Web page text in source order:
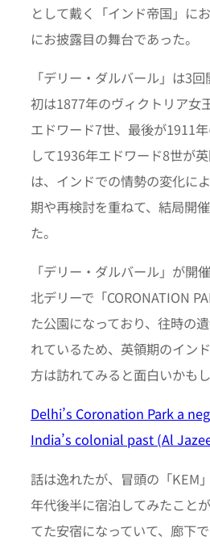
として戴く「インド帝国」に
にお披露目の舞台であった。
「デリー・ダルバール」は3
初は1877年のヴィクトリア女
エドワード7世、最後が1911
して1936年エドワード8世が
は、インドでの情勢の変化に
期や再検討を重ねて、結局開
た。
「デリー・ダルバール」が開
北デリーで「CORONATION
た公園になっており、往時の
れているため、英領期のイン
方は訪れてみると面白いかもし
Delhi’s Coronation Park a
India’s colonial past (Al
話は逸れたが、冒頭の「KEM
年代後半に宿泊してみたこと
てた安宿になっていて、廊下